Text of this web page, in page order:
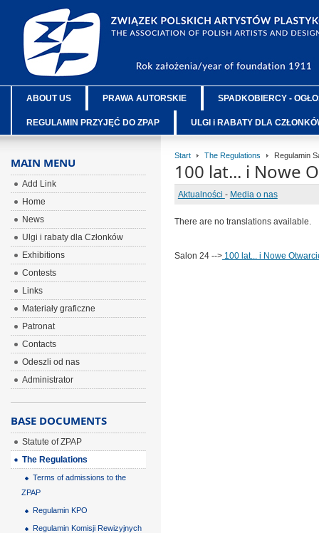
ABOUT US PRAWA AUTORSKIE SPADKOBIERCY -
REGULAMIN PRZYJĘĆ DO ZPAP ULGI i RABATY DLA
Start The Regulations Regulamin
100 lat... i Nowe
Aktualności - Media o nas
There are no translations available.
Salon 24 -->100 lat... i Nowe
MAIN MENU
Add Link
Home
News
Ulgi i rabaty dla Członków
Exhibitions
Contests
Links
Materiały graficzne
Patronat
Contacts
Odeszli od nas
Administrator
BASE DOCUMENTS
Statute of ZPAP
The Regulations
Terms of admissions to the
ZPAP
Regulamin KPO
Regulamin Komisji Rewizyjnych